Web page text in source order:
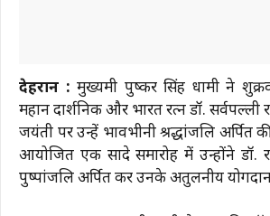
देहरादून : मुख्यमंत्री पुष्कर सिंह धामी ने
महान दार्शनिक और भारत रत्न डॉ. सर्वपल्ली
जयंती पर उन्हें भावभीनी श्रद्धांजलि अर्पित
आयोजित एक सादे समारोह में उन्होंने डॉ.
पुष्पांजलि अर्पित कर उनके अतुलनीय